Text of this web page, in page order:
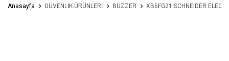
Anasayfa GÜVENLİK ÜRÜNLERİ BUZZER XB5FG21 SCHNEIDER